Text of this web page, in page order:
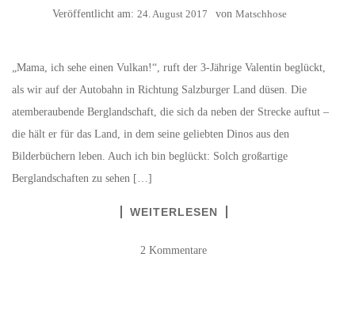
Veröffentlicht am: 24. August 2017 von Matschhose
„Mama, ich sehe einen Vulkan!“, ruft der 3-Jährige Valentin beglückt,
als wir auf der Autobahn in Richtung Salzburger Land düsen. Die
atemberaubende Berglandschaft, die sich da neben der Strecke auftut –
die hält er für das Land, in dem seine geliebten Dinos aus den
Bilderbüchern leben. Auch ich bin beglückt: Solch großartige
Berglandschaften zu sehen […]
WEITERLESEN
2 Kommentare